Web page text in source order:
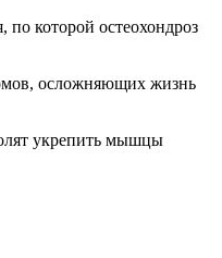
по которой остеохондроз
осложняющих жизнь
укрепить мышцы